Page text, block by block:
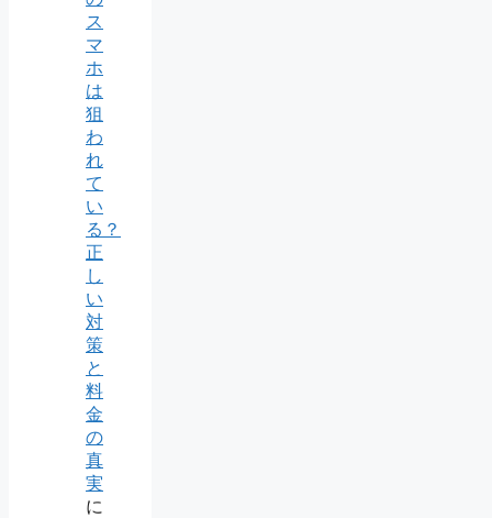
ス
マ
ホ
は
狙
わ
れ
て
い
る？
正
し
い
対
策
と
料
金
の
真
実
に